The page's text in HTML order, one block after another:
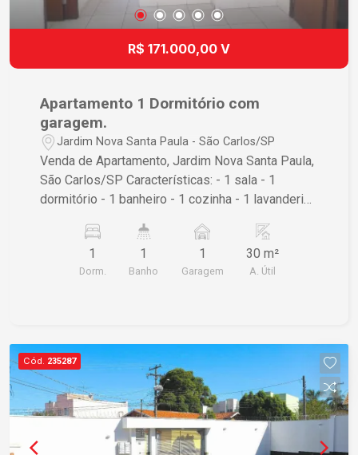
R$ 171.000,00 V
Apartamento 1 Dormitório com
garagem.
Jardim Nova Santa Paula - São Carlos/SP
Venda de Apartamento, Jardim Nova Santa Paula,
São Carlos/SP Características: - 1 sala - 1
dormitório - 1 banheiro - 1 cozinha - 1 lavanderia
oportunidade para quem busca conforto e
praticidade em um bairro tranquilo. Entre em
contato para mais informações e agendar uma
1
Dorm.
1
Banho
1
Garagem
30 m²
A. Útil
Cód. 235287